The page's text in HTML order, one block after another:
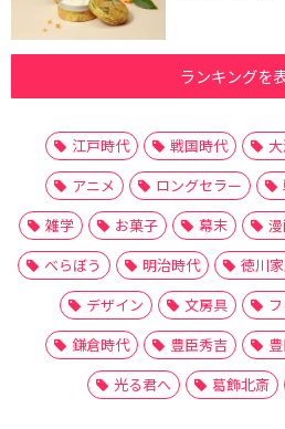
ランキングを
江戸時代 戦国時代
アニメ
ロングセラー
雑学
お菓子 幕末
べらぼう
明治時代 徳川
デザイン
文房具
鎌倉時代
豊臣秀吉
光る君へ
葛飾北斎